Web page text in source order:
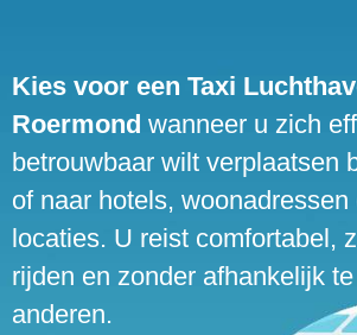
Kies voor een Taxi
Roermond wanneer u zich
betrouwbaar wilt verplaatsen
of naar hotels,
locaties. U reist comfortabel,
rijden en zonder afhankelijk
anderen.